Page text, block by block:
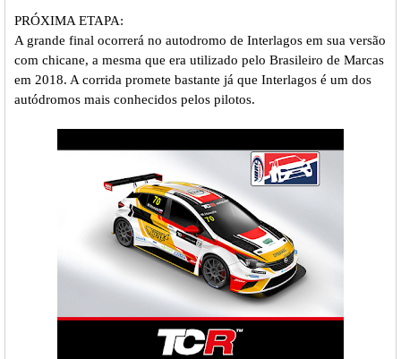
PRÓXIMA ETAPA:
A grande final ocorrerá no autodromo de Interlagos em sua versão
com chicane, a mesma que era utilizado pelo Brasileiro de Marcas
em 2018. A corrida promete bastante já que Interlagos é um dos
autódromos mais conhecidos pelos pilotos.